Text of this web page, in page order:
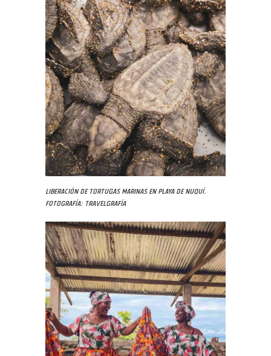
Liberación de tortugas marinas en playa de Nuquí.
Fotografía: Travelgrafía